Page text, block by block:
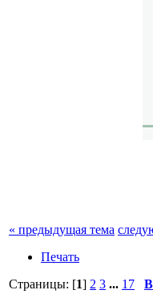
« предыдущая тема
Печать
Страницы: [1] 2 3 ... 17